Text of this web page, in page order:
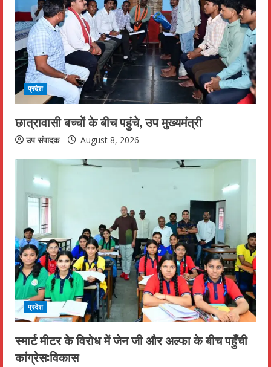
a
d
i
n
g
प्रदेश
छात्रावासी बच्चों के बीच पहुंचे, उप मुख्यमंत्री
उप संपादक August 8, 2026
प्रदेश
स्मार्ट मीटर के विरोध में जेन जी और अल्फा के बीच पहुँची
कांग्रेस:विकास